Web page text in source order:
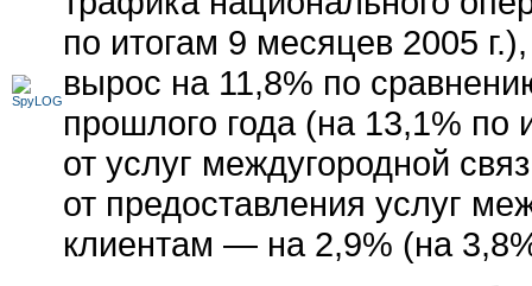
по итогам 9 месяцев 2005
вырос на 11,8% по
прошлого года (на 13,1%
от услуг междугородной
от предоставления услуг
клиентам — на 2,9% (на